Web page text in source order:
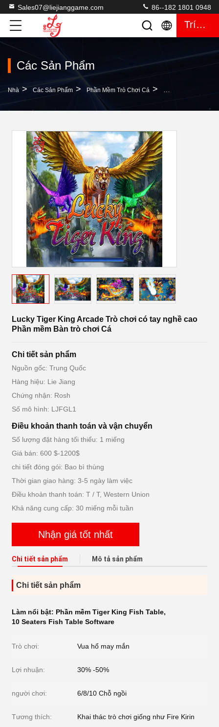
Sales07@liejianggame.com 86--182 1801 0948
Trích Dẫn
Các Sản Phẩm
Nhà > Các Sản Phẩm > Phần Mềm Trò Chơi Cá > Lucky Tiger King
Lucky Tiger King Arcade Trò chơi có tay nghề cao
Phần mềm Bàn trò chơi Cá
Chi tiết sản phẩm
Nguồn gốc: Trung Quốc
Hàng hiệu: Lie Jiang
Chứng nhận: Rosh
Số mô hình: LJFGL1
Điều khoản thanh toán và vận chuyển
Số lượng đặt hàng tối thiểu: 1 miếng
Giá bán: 600 $-1200$
chi tiết đóng gói: Bao bì thùng
Thời gian giao hàng: 3-5 ngày làm việc
Điều khoản thanh toán: T / T, Western Union
Khả năng cung cấp: 30 miếng mỗi tuần
Nhận giá tốt nhất
Chi tiết sản phẩm Mô tả sản phẩm
Chi tiết sản phẩm
Làm nổi bật: Phần mềm Tiger King Fish Table,
10 Seaters Fish Table Software
Trò chơi: Vua hổ may mắn
Lợi nhuận: 30% -50%
người chơi: 6/8/10 Chỗ ngồi
Tương thích: Khai thác trò chơi giống như Fire Kirin